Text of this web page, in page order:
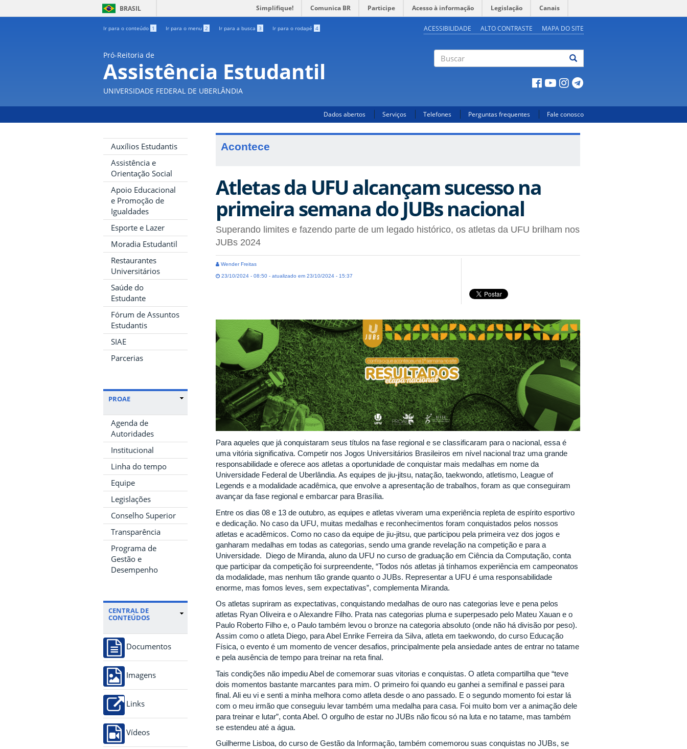
BRASIL Simplifique! Comunica BR Participe Acesso à informação Legislação Canais
Ir para o conteúdo 1 Ir para o menu 2 Ir para a busca 3 Ir para o rodapé 4 ACESSIBILIDADE ALTO CONTRASTE MAPA DO SITE
Pró-Reitoria de
Assistência Estudantil
UNIVERSIDADE FEDERAL DE UBERLÂNDIA
Dados abertos Serviços Telefones Perguntas frequentes Fale conosco
Auxílios Estudantis
Assistência e
Orientação Social
Apoio Educacional
e Promoção de
Igualdades
Esporte e Lazer
Moradia Estudantil
Restaurantes
Universitários
Saúde do
Estudante
Fórum de Assuntos
Estudantis
SIAE
Parcerias
PROAE
Agenda de
Autoridades
Institucional
Linha do tempo
Equipe
Legislações
Conselho Superior
Transparência
Programa de
Gestão e
Desempenho
CENTRAL DE
CONTEÚDOS
Documentos
Imagens
Links
Vídeos
Acontece
Atletas da UFU alcançam sucesso na
primeira semana do JUBs nacional
Superando limites e fazendo parte de um legado histórico, os atletas da UFU brilham nos
JUBs 2024
Wender Freitas
23/10/2024 - 08:50 - atualizado em 23/10/2024 - 15:37
Para aqueles que já conquistaram seus títulos na fase regional e se classificaram para o nacional, essa é
uma vitória significativa. Competir nos Jogos Universitários Brasileiros em nível nacional traz uma grande
responsabilidade e oferece aos atletas a oportunidade de conquistar mais medalhas em nome da
Universidade Federal de Uberlândia. As equipes de jiu-jitsu, natação, taekwondo, atletismo, League of
Legends e a modalidade acadêmica, que envolve a apresentação de trabalhos, foram as que conseguiram
avançar da fase regional e embarcar para Brasília.
Entre os dias 08 e 13 de outubro, as equipes e atletas viveram uma experiência repleta de espírito esportivo
e dedicação. No caso da UFU, muitas medalhas e reconhecimentos foram conquistados pelos nossos
atletas e acadêmicos. Como no caso da equipe de jiu-jitsu, que participou pela primeira vez dos jogos e
ganharam medalhas em todas as categorias, sendo uma grande revelação na competição e para a
Universidade. Diego de Miranda, aluno da UFU no curso de graduação em Ciência da Computação, conta
que participar da competição foi surpreendente, “Todos nós atletas já tínhamos experiência em campeonatos
da modalidade, mas nenhum tão grande quanto o JUBs. Representar a UFU é uma responsabilidade
enorme, mas fomos leves, sem expectativas”, complementa Miranda.
Os atletas supriram as expectativas, conquistando medalhas de ouro nas categorias leve e pena pelos
atletas Ryan Oliveira e o Alexandre Filho. Prata nas categorias pluma e superpesado pelo Mateu Xauan e o
Paulo Roberto Filho e, o Paulo também levou o bronze na categoria absoluto (onde não há divisão por peso).
Assim como o atleta Diego, para Abel Enrike Ferreira da Silva, atleta em taekwondo, do curso Educação
Física, o evento é um momento de vencer desafios, principalmente pela ansiedade antes de entrar no tatame
e pela ausência de tempo para treinar na reta final.
Tais condições não impediu Abel de comemorar suas vitorias e conquistas. O atleta compartilha que “teve
dois momentos bastante marcantes para mim. O primeiro foi quando eu ganhei a semifinal e passei para
final. Ali eu vi e senti a minha melhora como atleta desde o ano passado. E o segundo momento foi estar lá
com o meu irmão que conseguiu levar também uma medalha para casa. Foi muito bom ver a animação dele
para treinar e lutar”, conta Abel. O orgulho de estar no JUBs não ficou só na luta e no tatame, mas também
se estendeu até a água.
Guilherme Lisboa, do curso de Gestão da Informação, também comemorou suas conquistas no JUBs, se